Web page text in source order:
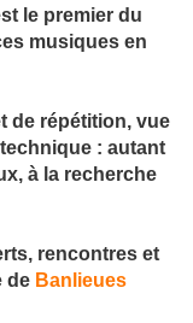
le premier du
musiques en
de répétition, vue
: autant
à la recherche
rencontres et
de Banlieues